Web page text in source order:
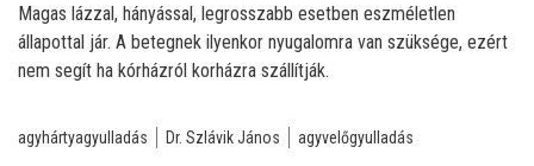
Magas lázzal, hányással, legrosszabb esetben eszméletlen
állapottal jár. A betegnek ilyenkor nyugalomra van szüksége, ezért
nem segít ha kórházról korházra szállítják.
agyhártyagyulladás Dr. Szlávik János agyvelőgyulladás